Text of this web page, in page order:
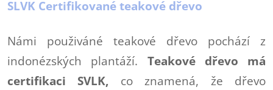
SLVK Certifikované teakové dřevo
Námi použiváné teakové dřevo pochází z
indonézských plantáží. Teakové dřevo má
certifikaci SVLK, co znamená, že dřevo